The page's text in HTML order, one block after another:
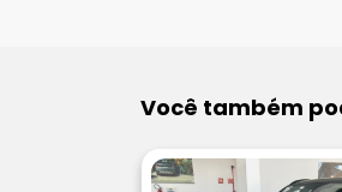
Você também